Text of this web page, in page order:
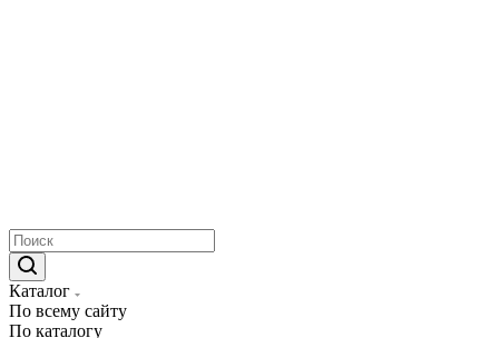
Каталог
По всему сайту
По каталогу